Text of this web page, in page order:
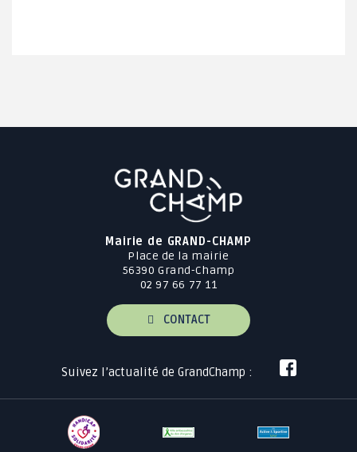
Mairie de GRAND-CHAMP
Place de la mairie
56390 Grand-Champ
02 97 66 77 11
CONTACT
Suivez l’actualité de GrandChamp :